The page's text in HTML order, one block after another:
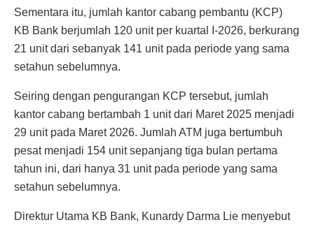
Sementara itu, jumlah kantor cabang pembantu (KCP)
KB Bank berjumlah 120 unit per kuartal I-2026, berkurang
21 unit dari sebanyak 141 unit pada periode yang sama
setahun sebelumnya.
Seiring dengan pengurangan KCP tersebut, jumlah
kantor cabang bertambah 1 unit dari Maret 2025 menjadi
29 unit pada Maret 2026. Jumlah ATM juga bertumbuh
pesat menjadi 154 unit sepanjang tiga bulan pertama
tahun ini, dari hanya 31 unit pada periode yang sama
setahun sebelumnya.
Direktur Utama KB Bank, Kunardy Darma Lie menyebut